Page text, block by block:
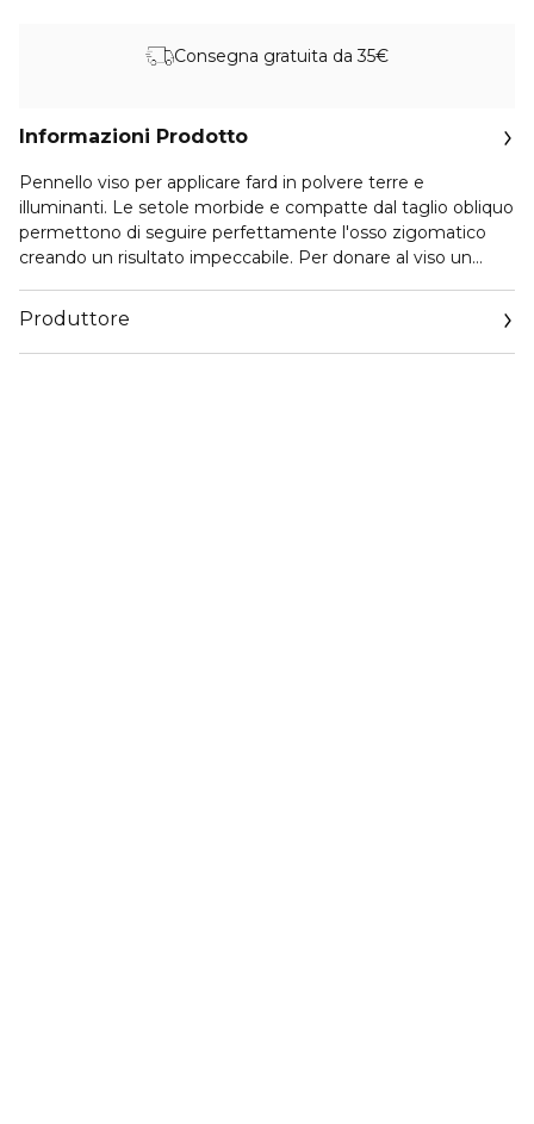
Consegna gratuita da 35€
Informazioni Prodotto
Pennello viso per applicare fard in polvere terre e
illuminanti. Le setole morbide e compatte dal taglio obliquo
permettono di seguire perfettamente l'osso zigomatico
creando un risultato impeccabile. Per donare al viso un
sfumarla verso le tempie con movimenti circolari.
Produttore